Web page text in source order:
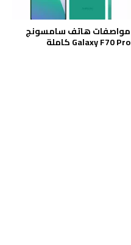
مواصفات هاتف سامسونج
Galaxy F70 Pro كاملة